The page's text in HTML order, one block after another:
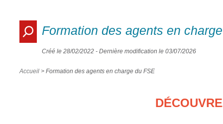
Formation des agents en
Créé le 28/02/2022 - Dernière modification le 03/07/2026
Accueil > Formation des agents en charge du FSE